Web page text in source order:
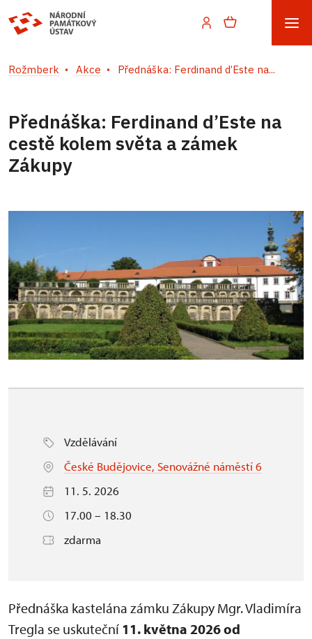
Rožmberk Akce Přednáška: Ferdinand d’Este na...
Přednáška: Ferdinand d’Este na
cestě kolem světa a zámek
Zákupy
Vzdělávání
České Budějovice, Senovážné náměstí 6
11. 5. 2026
17.00 – 18.30
zdarma
Přednáška kastelána zámku Zákupy Mgr. Vladimíra
Tregla se uskuteční 11. května 2026 od